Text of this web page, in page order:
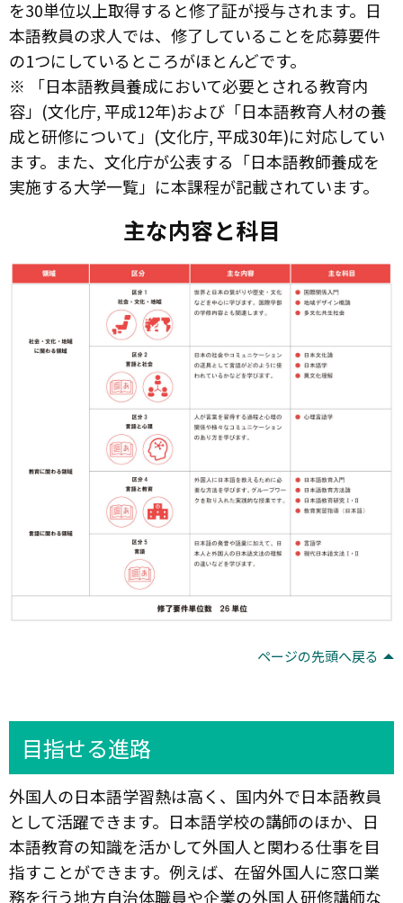
を30単位以上取得すると修了証が授与されます。日
本語教員の求人では、修了していることを応募要件
の1つにしているところがほとんどです。
※ 「日本語教員養成において必要とされる教育内
容」(文化庁, 平成12年)および「日本語教育人材の養
成と研修について」(文化庁, 平成30年)に対応してい
ます。また、文化庁が公表する「日本語教師養成を
実施する大学一覧」に本課程が記載されています。
主な内容と科目
ページの先頭へ戻る
目指せる進路
外国人の日本語学習熱は高く、国内外で日本語教員
として活躍できます。日本語学校の講師のほか、日
本語教育の知識を活かして外国人と関わる仕事を目
指すことができます。例えば、在留外国人に窓口業
務を行う地方自治体職員や企業の外国人研修講師な